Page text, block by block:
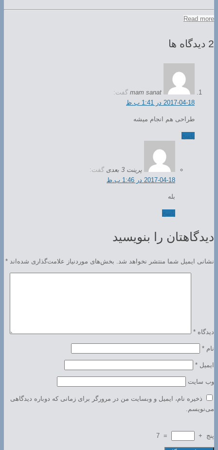
Read more
2 دیدگاه ها
mam sanat گفت:
2017-04-18 در 1:41 ب.ظ
طراحی هم انجام میشه
پرینت 3 بعدی
گفت:
2017-04-18 در 1:46 ب.ظ
بله
دیدگاهتان را بنویسید
نشانی ایمیل شما منتشر نخواهد شد. بخش‌های موردنیاز علامت‌گذاری شده‌اند *
دیدگاه *
نام *
ایمیل *
وب‌ سایت
ذخیره نام، ایمیل و وبسایت من در مرورگر برای زمانی که دوباره دیدگاهی
می‌نویسم.
پنج +
=
7